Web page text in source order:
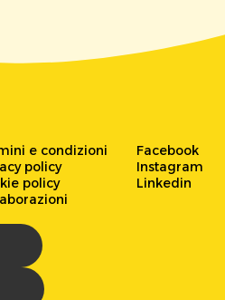
e condizioni
policy
policy
Facebook
Instagram
Linkedin